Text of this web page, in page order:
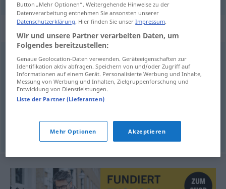
Synonyme für "simpleness"
chasteness,restraint,simplicity
simplicity,easiness,ease
© Princeton University
Button „Mehr Optionen“. Weitergehende Hinweise zu der
Datenverarbeitung entnehmen Sie ansonsten unserer
Datenschutzerklärung. Hier finden Sie unserImpressum.
Wir und unsere Partner verarbeiten Daten, um
Folgendes bereitzustellen:
Genaue Geolocation-Daten verwenden. Geräteeigenschaften zur
Identifikation aktiv abfragen. Speichern von und/oder Zugriff auf
Informationen auf einem Gerät. Personalisierte Werbung und Inhalte,
Messung von Werbung und Inhalten, Zielgruppenforschung und
Entwicklung von Dienstleistungen.
Liste der Partner (Lieferanten)
Mehr Optionen Akzeptieren